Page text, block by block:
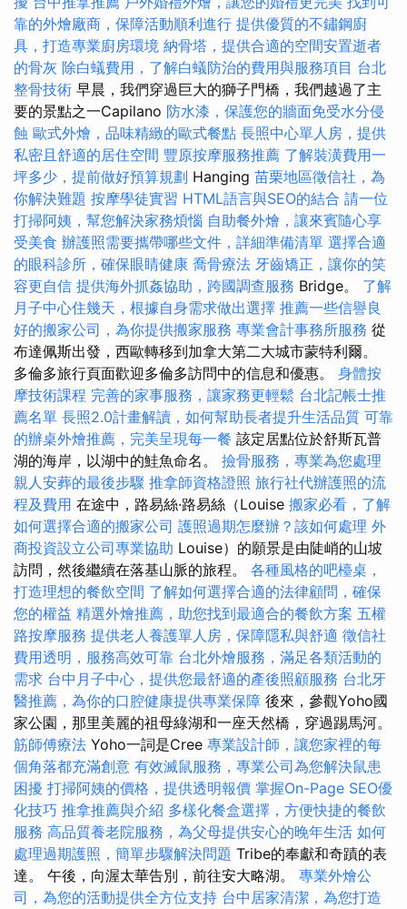
靠的外燴廠商，保障活動順利進行 提供優質的不鏽鋼廚
具，打造專業廚房環境 納骨塔，提供合適的空間安置逝者
的骨灰 除白蟻費用，了解白蟻防治的費用與服務項目 台北
整骨技術 早晨，我們穿過巨大的獅子門橋，我們越過了主
要的景點之一Capilano 防水漆，保護您的牆面免受水分侵
蝕 歐式外燴，品味精緻的歐式餐點 長照中心單人房，提供
私密且舒適的居住空間 豐原按摩服務推薦 了解裝潢費用一
坪多少，提前做好預算規劃 Hanging 苗栗地區徵信社，為
你解決難題 按摩學徒實習 HTML語言與SEO的結合 請一位
打掃阿姨，幫您解決家務煩惱 自助餐外燴，讓來賓隨心享
受美食 辦護照需要攜帶哪些文件，詳細準備清單 選擇合適
的眼科診所，確保眼睛健康 喬骨療法 牙齒矯正，讓你的笑
容更自信 提供海外抓姦協助，跨國調查服務 Bridge。 了解
月子中心住幾天，根據自身需求做出選擇 推薦一些信譽良
好的搬家公司，為你提供搬家服務 專業會計事務所服務 從
布達佩斯出發，西歐轉移到加拿大第二大城市蒙特利爾。
多倫多旅行頁面歡迎多倫多訪問中的信息和優惠。 身體按
摩技術課程 完善的家事服務，讓家務更輕鬆 台北記帳士推
薦名單 長照2.0計畫解讀，如何幫助長者提升生活品質 可靠
的辦桌外燴推薦，完美呈現每一餐 該定居點位於舒斯瓦普
湖的海岸，以湖中的鮭魚命名。 撿骨服務，專業為您處理
親人安葬的最後步驟 推拿師資格證照 旅行社代辦護照的流
程及費用 在途中，路易絲·路易絲（Louise 搬家必看，了解
如何選擇合適的搬家公司 護照過期怎麼辦？該如何處理 外
商投資設立公司專業協助 Louise）的願景是由陡峭的山坡
訪問，然後繼續在落基山脈的旅程。 各種風格的吧檯桌，
打造理想的餐飲空間 了解如何選擇合適的法律顧問，確保
您的權益 精選外燴推薦，助您找到最適合的餐飲方案 五權
路按摩服務 提供老人養護單人房，保障隱私與舒適 徵信社
費用透明，服務高效可靠 台北外燴服務，滿足各類活動的
需求 台中月子中心，提供您最舒適的產後照顧服務 台北牙
醫推薦，為你的口腔健康提供專業保障 後來，參觀Yoho國
家公園，那里美麗的祖母綠湖和一座天然橋，穿過踢馬河。
筋師傅療法 Yoho一詞是Cree 專業設計師，讓您家裡的每
個角落都充滿創意 有效滅鼠服務，專業公司為您解決鼠患
困擾 打掃阿姨的價格，提供透明報價 掌握On-Page SEO優
化技巧 推拿推薦與介紹 多樣化餐盒選擇，方便快捷的餐飲
服務 高品質養老院服務，為父母提供安心的晚年生活 如何
處理過期護照，簡單步驟解決問題 Tribe的奉獻和奇蹟的表
達。 午後，向渥太華告別，前往安大略湖。 專業外燴公
司，為您的活動提供全方位支持 台中居家清潔，為您打造